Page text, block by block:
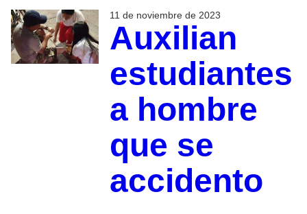
11 de noviembre de 2023
Auxilian
estudiantes
a hombre
que se
accidento